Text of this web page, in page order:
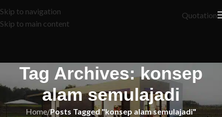
Skip to navigation
Skip to main content
Quotation
Tag Archives: konsep
alam semulajadi
Home/Posts Tagged "konsep alam semulajadi"